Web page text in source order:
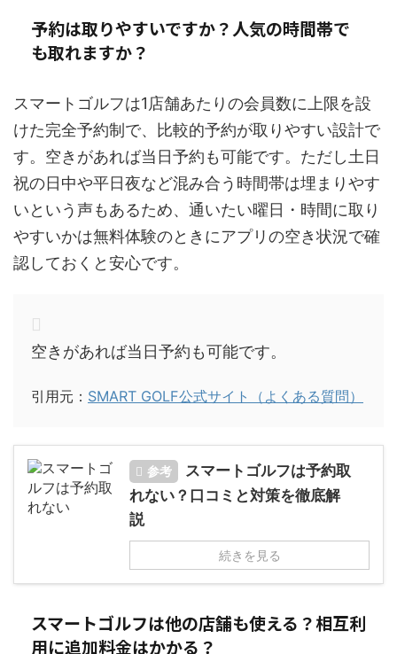
予約は取りやすいですか？人気の時間帯で
も取れますか？
スマートゴルフは1店舗あたりの会員数に上限を設
けた完全予約制で、比較的予約が取りやすい設計で
す。空きがあれば当日予約も可能です。ただし土日
祝の日中や平日夜など混み合う時間帯は埋まりやす
いという声もあるため、通いたい曜日・時間に取り
やすいかは無料体験のときにアプリの空き状況で確
認しておくと安心です。
空きがあれば当日予約も可能です。
引用元： SMART GOLF公式サイト（よくある質問）
参考
スマートゴルフは予約取
れない？口コミと対策を徹底解
説
続きを見る
スマートゴルフは他の店舗も使える？相互利
用に追加料金はかかる？